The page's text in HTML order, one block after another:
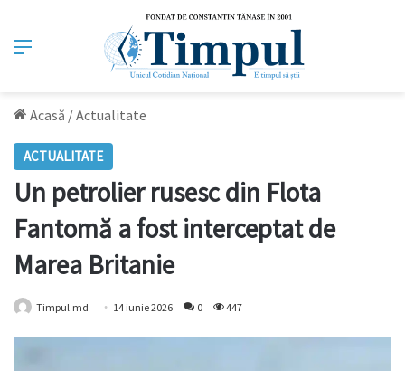
Meniu
Acasă /Actualitate
ACTUALITATE
Un petrolier rusesc din Flota
Fantomă a fost interceptat de
Marea Britanie
Timpul.md 14 iunie 2026 0 447